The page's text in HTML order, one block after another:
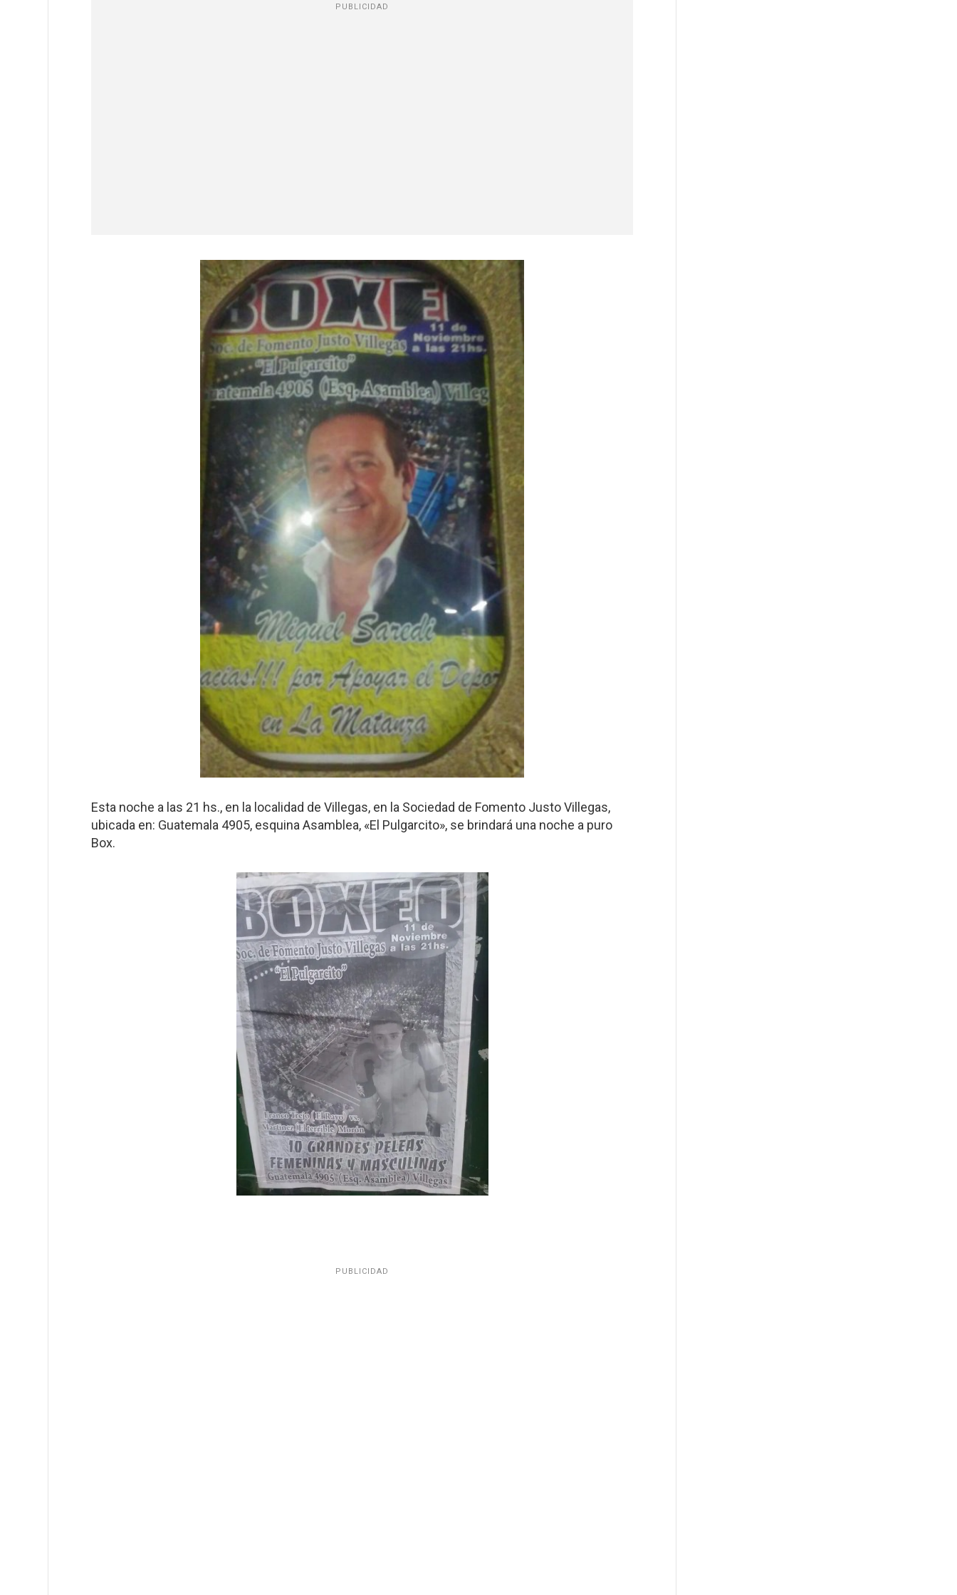
PUBLICIDAD
Esta noche a las 21 hs., en la localidad de Villegas, en la Sociedad de Fomento Justo Villegas,
ubicada en: Guatemala 4905, esquina Asamblea, «El Pulgarcito», se brindará una noche a puro
Box.
PUBLICIDAD